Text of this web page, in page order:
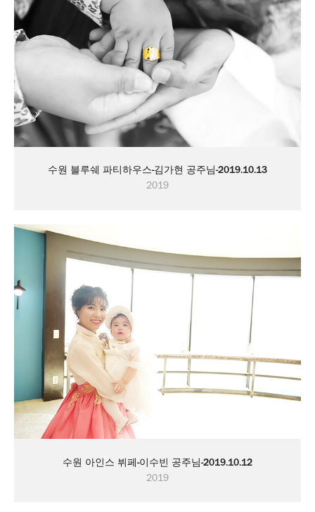
수원 블루쉐 파티하우스-김가현 공주님-2019.10.13
2019
수원 아인스 뷔페-이수빈 공주님-2019.10.12
2019